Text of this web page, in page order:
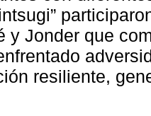
y Jonder que
resiliente,